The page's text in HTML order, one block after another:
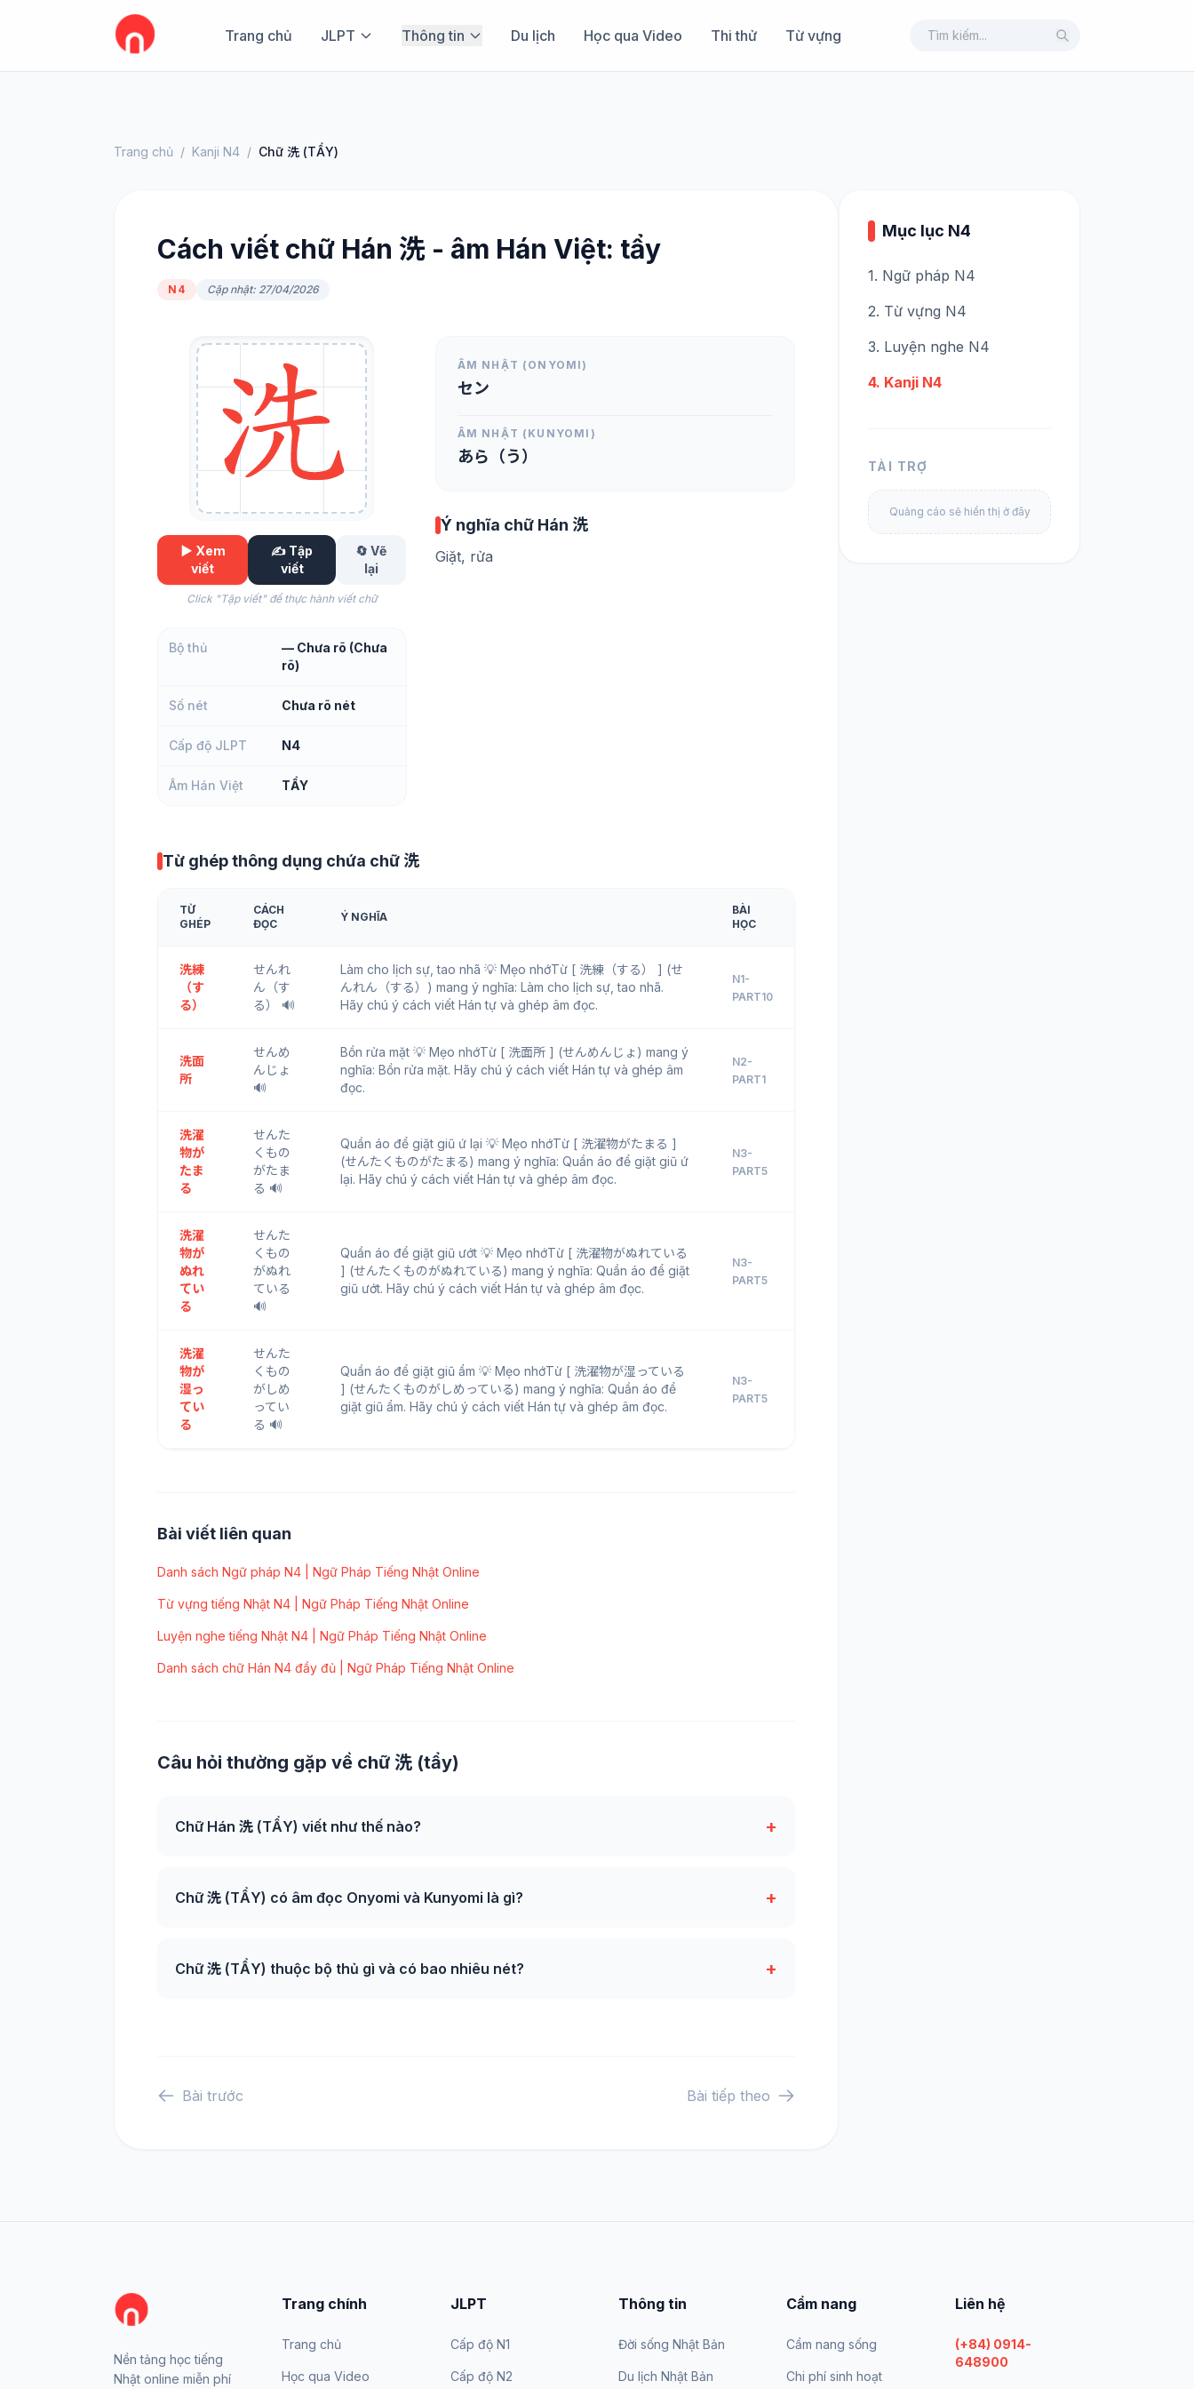
Trang chủ JLPT Thông tin Du lịch Học qua Video Thi thử Từ vựng
Trang chủ / Kanji N4 / Chữ 洗 (TẨY)
Cách viết chữ Hán 洗 - âm Hán Việt: tẩy
N4 Cập nhật: 27/04/2026
▶️ Xem
viết
✍️ Tập
viết
🔄 Vẽ
lại
Click "Tập viết" để thực hành viết chữ
Bộ thủ
— Chưa rõ (Chưa
rõ)
Số nét Chưa rõ nét
Cấp độ JLPT N4
Âm Hán Việt TẨY
ÂM NHẬT (ONYOMI)
セン
ÂM NHẬT (KUNYOMI)
あら（う）
Ý nghĩa chữ Hán 洗
Giặt, rửa
Từ ghép thông dụng chứa chữ 洗
TỪ
GHÉP
CÁCH
ĐỌC
Ý NGHĨA
BÀI
HỌC
洗練
（す
る）
せんれ
ん（す
る） 🔊
Làm cho lịch sự, tao nhã 💡 Mẹo nhớTừ [ 洗練（する） ] (せ
んれん（する）) mang ý nghĩa: Làm cho lịch sự, tao nhã.
Hãy chú ý cách viết Hán tự và ghép âm đọc.
N1-
PART10
洗面
所
せんめ
んじょ
🔊
Bồn rửa mặt 💡 Mẹo nhớTừ [ 洗面所 ] (せんめんじょ) mang ý
nghĩa: Bồn rửa mặt. Hãy chú ý cách viết Hán tự và ghép âm
đọc.
N2-
PART1
洗濯
物が
たま
る
せんた
くもの
がたま
る 🔊
Quần áo để giặt giũ ứ lại 💡 Mẹo nhớTừ [ 洗濯物がたまる ]
(せんたくものがたまる) mang ý nghĩa: Quần áo để giặt giũ ứ
lại. Hãy chú ý cách viết Hán tự và ghép âm đọc.
N3-
PART5
洗濯
物が
ぬれ
てい
る
せんた
くもの
がぬれ
ている
🔊
Quần áo để giặt giũ ướt 💡 Mẹo nhớTừ [ 洗濯物がぬれている
] (せんたくものがぬれている) mang ý nghĩa: Quần áo để giặt
giũ ướt. Hãy chú ý cách viết Hán tự và ghép âm đọc.
N3-
PART5
洗濯
物が
湿っ
てい
る
せんた
くもの
がしめ
ってい
る 🔊
Quần áo để giặt giũ ẩm 💡 Mẹo nhớTừ [ 洗濯物が湿っている
] (せんたくものがしめっている) mang ý nghĩa: Quần áo để
giặt giũ ẩm. Hãy chú ý cách viết Hán tự và ghép âm đọc.
N3-
PART5
Bài viết liên quan
Danh sách Ngữ pháp N4 | Ngữ Pháp Tiếng Nhật Online
Từ vựng tiếng Nhật N4 | Ngữ Pháp Tiếng Nhật Online
Luyện nghe tiếng Nhật N4 | Ngữ Pháp Tiếng Nhật Online
Danh sách chữ Hán N4 đầy đủ | Ngữ Pháp Tiếng Nhật Online
Câu hỏi thường gặp về chữ 洗 (tẩy)
Chữ Hán 洗 (TẨY) viết như thế nào? +
Chữ 洗 (TẨY) có âm đọc Onyomi và Kunyomi là gì? +
Chữ 洗 (TẨY) thuộc bộ thủ gì và có bao nhiêu nét? +
Bài trước Bài tiếp theo
Mục lục N4
1. Ngữ pháp N4
2. Từ vựng N4
3. Luyện nghe N4
4. Kanji N4
TÀI TRỢ
Quảng cáo sẽ hiển thị ở đây
Nền tảng học tiếng
Nhật online miễn phí
Trang chính
Trang chủ
Học qua Video
JLPT
Cấp độ N1
Cấp độ N2
Thông tin
Đời sống Nhật Bản
Du lịch Nhật Bản
Cẩm nang
Cẩm nang sống
Chi phí sinh hoạt
Liên hệ
(+84) 0914-
648900